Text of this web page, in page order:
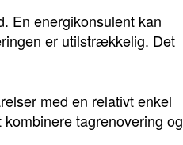
En energikonsulent kan
er utilstrækkelig. Det
med en relativt enkel
tagrenovering og